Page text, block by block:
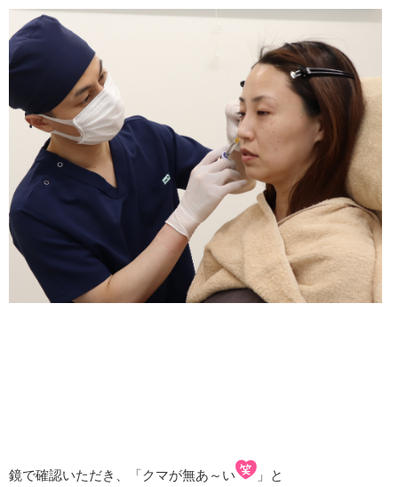
鏡で確認いただき、「クマが無あ～い 」と